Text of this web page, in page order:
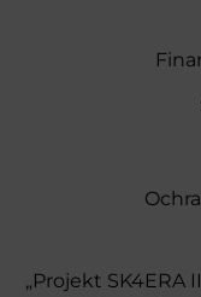
„Projekt